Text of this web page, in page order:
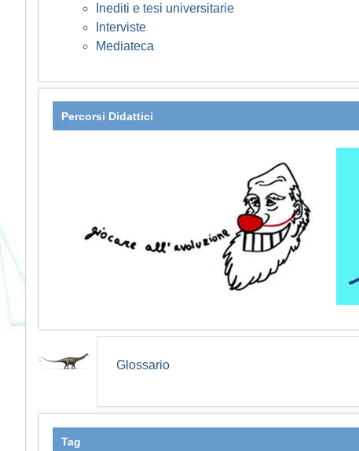
Inediti e tesi universitarie
Interviste
Mediateca
Percorsi Didattici
Glossario
Tag